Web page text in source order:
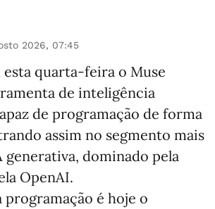
2026, 07:45
esta quarta-feira o Muse
de inteligência
de programação de forma
assim no segmento mais
dominado pela
OpenAI.
programação é hoje o